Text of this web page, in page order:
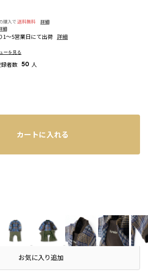
購入で 送料無料
詳細
細
1～5営業日にて出荷 詳細
ーを見る
者数 50 人
カートに入れる
お気に入り追加